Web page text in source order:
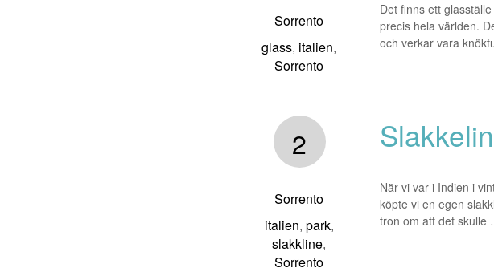
Det finns ett
precis hela världen.
och verkar vara
Sorrento
glass, italien,
Sorrento
När vi var i Indien i
köpte vi en egen
tron om att det skulle
2
Sorrento
italien, park,
slakkline,
Sorrento